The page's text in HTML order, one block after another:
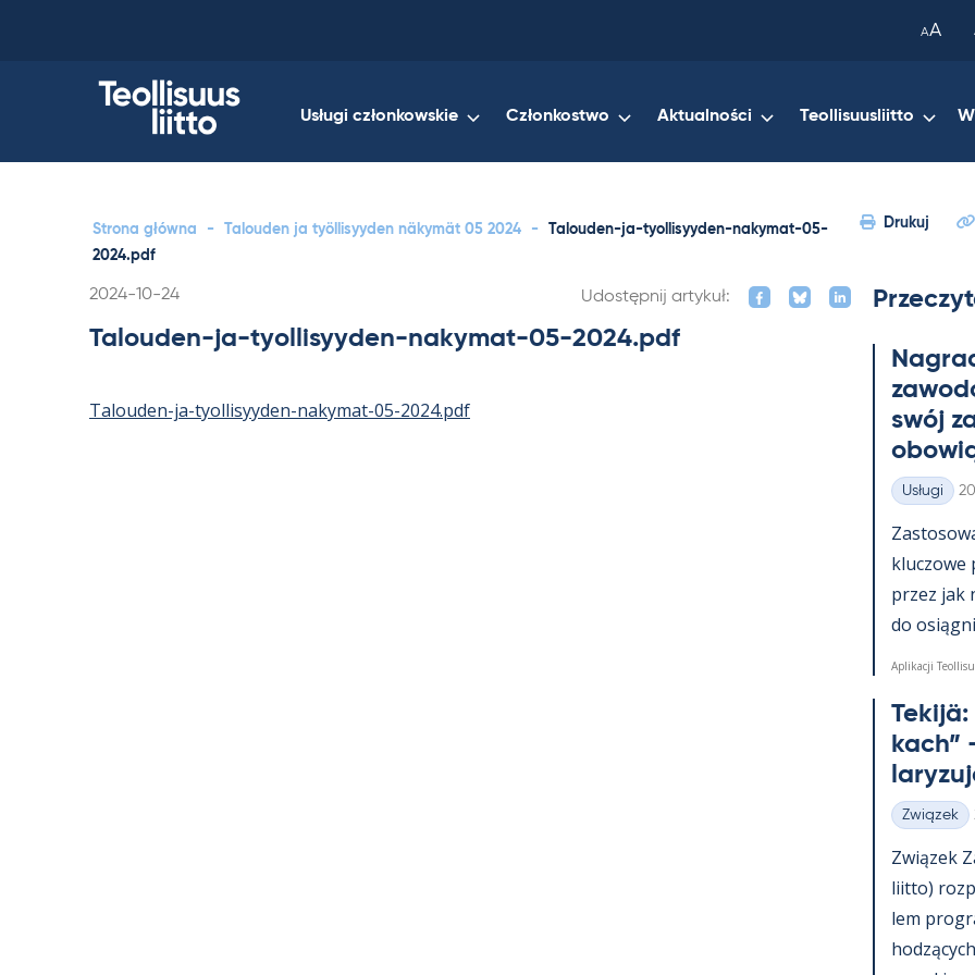
AA
Usługi członkowskie Członkostwo Aktualności Teollisuusliitto
Strona główna - Talouden ja työllisyyden näkymät 05 2024 -
Talouden-ja-tyollisyyden-nakymat-05-
2024.pdf
Drukuj
Kirjoitettu
2024-10-24 Udostępnij artykuł:
Talouden-ja-tyollisyyden-nakymat-05-2024.pdf
Talouden-ja-tyollisyyden-nakymat-05-2024.pdf
swój
Kategorie
Usługi
kluczowe
przez jak
do
Aplikacji
Te­kijä:
Kategorie
Związek
Związek
liitto)
lem
your
clipboard.)